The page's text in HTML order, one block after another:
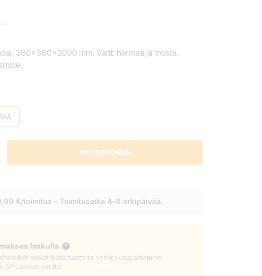
380x380x2000 mm. Värit: harmaa ja musta.
OSTOSKORIIN
€/toimitus - Toimitusaika 4-8 arkipäivää.
laskulla
voivat tilata tuotteita verkkokaupastamme
OP Laskun kautta.